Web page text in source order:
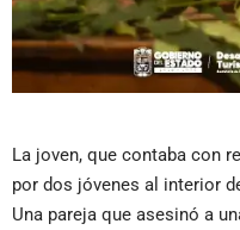
La joven, que contaba con
por dos jóvenes al interior
Una pareja que asesinó a